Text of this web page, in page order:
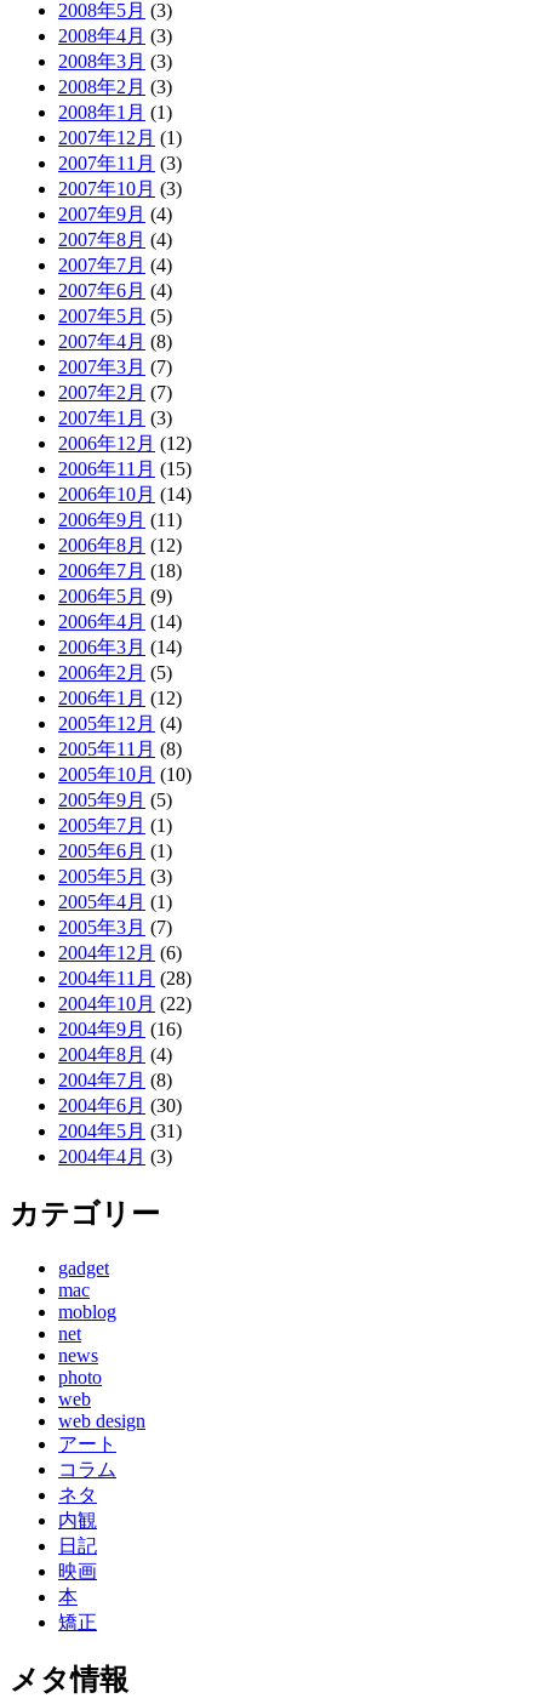
2008年5月 (3)
2008年4月 (3)
2008年3月 (3)
2008年2月 (3)
2008年1月 (1)
2007年12月 (1)
2007年11月 (3)
2007年10月 (3)
2007年9月 (4)
2007年8月 (4)
2007年7月 (4)
2007年6月 (4)
2007年5月 (5)
2007年4月 (8)
2007年3月 (7)
2007年2月 (7)
2007年1月 (3)
2006年12月 (12)
2006年11月 (15)
2006年10月 (14)
2006年9月 (11)
2006年8月 (12)
2006年7月 (18)
2006年5月 (9)
2006年4月 (14)
2006年3月 (14)
2006年2月 (5)
2006年1月 (12)
2005年12月 (4)
2005年11月 (8)
2005年10月 (10)
2005年9月 (5)
2005年7月 (1)
2005年6月 (1)
2005年5月 (3)
2005年4月 (1)
2005年3月 (7)
2004年12月 (6)
2004年11月 (28)
2004年10月 (22)
2004年9月 (16)
2004年8月 (4)
2004年7月 (8)
2004年6月 (30)
2004年5月 (31)
2004年4月 (3)
カテゴリー
gadget
mac
moblog
net
news
photo
web
web design
アート
コラム
ネタ
内観
日記
映画
本
矯正
メタ情報